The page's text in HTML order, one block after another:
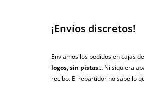
¡Envíos discretos!
Enviamos los pedidos en cajas
logos, sin pistas... Ni siquiera
recibo. El repartidor no sabe lo